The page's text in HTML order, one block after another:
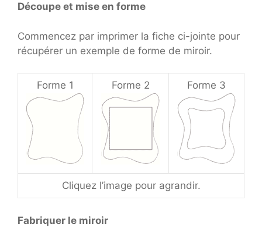
Découpe et mise en forme
Commencez par imprimer la fiche ci-jointe pour
récupérer un exemple de forme de miroir.
Forme 1 Forme 2 Forme 3
Cliquez l’image pour agrandir.
Fabriquer le miroir